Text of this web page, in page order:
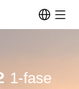
1-fase